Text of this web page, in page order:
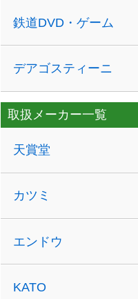
鉄道DVD・ゲーム
デアゴスティーニ
取扱メーカー一覧
天賞堂
カツミ
エンドウ
KATO